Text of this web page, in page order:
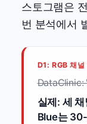
스토그램은
번 분석에서
D1: RGB 채널
DataClinic:
실제: 세
Blue는